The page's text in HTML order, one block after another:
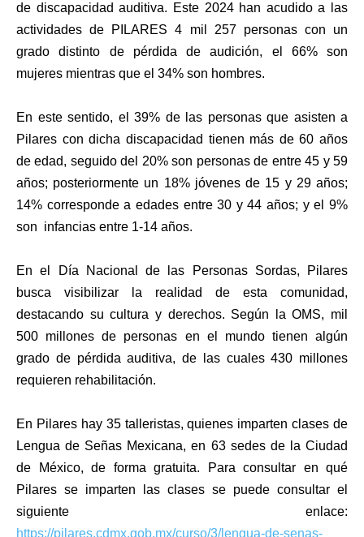
de discapacidad auditiva. Este 2024 han acudido a las
actividades de PILARES 4 mil 257 personas con un
grado distinto de pérdida de audición, el 66% son
mujeres mientras que el 34% son hombres.
En este sentido, el 39% de las personas que asisten a
Pilares con dicha discapacidad tienen más de 60 años
de edad, seguido del 20% son personas de entre 45 y 59
años; posteriormente un 18% jóvenes de 15 y 29 años;
14% corresponde a edades entre 30 y 44 años; y el 9%
son infancias entre 1-14 años.
En el Día Nacional de las Personas Sordas, Pilares
busca visibilizar la realidad de esta comunidad,
destacando su cultura y derechos. Según la OMS, mil
500 millones de personas en el mundo tienen algún
grado de pérdida auditiva, de las cuales 430 millones
requieren rehabilitación.
En Pilares hay 35 talleristas, quienes imparten clases de
Lengua de Señas Mexicana, en 63 sedes de la Ciudad
de México, de forma gratuita. Para consultar en qué
Pilares se imparten las clases se puede consultar el
siguiente enlace:
https://pilares.cdmx.gob.mx/curso/3/lengua-de-senas-